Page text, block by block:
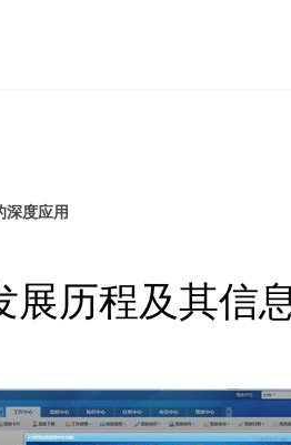
深度应用
展历程及其信